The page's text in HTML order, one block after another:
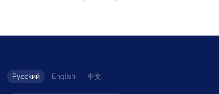
Русский English 中文